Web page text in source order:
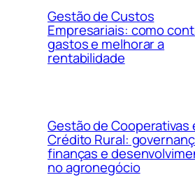
Gestão de Custos
Empresariais: como
gastos e melhorar a
rentabilidade
Gestão de Cooperativas
Crédito Rural:
finanças e
no agronegócio